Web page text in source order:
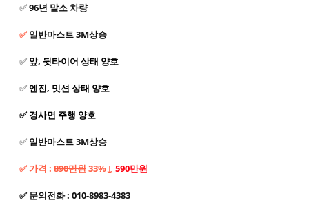
✅96년 말소 차량
✅ 일반마스트 3M상승
✅ 앞, 뒷타이어 상태 양호
✅엔진, 밋션 상태 양호
✅ 경사면 주행 양호
✅ 일반마스트 3M상승
✅ 가격 : 890만원33%↓ 590만원
✅ 문의전화 : 010-8983-4383